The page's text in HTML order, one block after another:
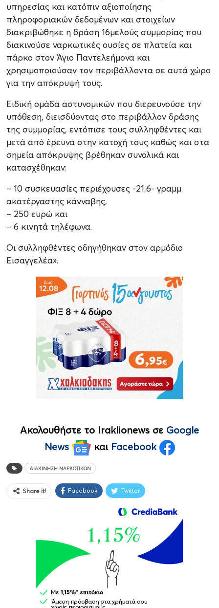
υπηρεσίας και κατόπιν αξιοποίησης
πληροφοριακών δεδομένων και στοιχείων
διακριβώθηκε η δράση 16μελούς συμμορίας που
διακινούσε ναρκωτικές ουσίες σε πλατεία και
πάρκο στον Άγιο Παντελεήμονα και
χρησιμοποιούσαν τον περιβάλλοντα σε αυτά χώρο
για την απόκρυψή τους.
Ειδική ομάδα αστυνομικών που διερευνούσε την
υπόθεση, διεισδύοντας στο περιβάλλον δράσης
της συμμορίας, εντόπισε τους συλληφθέντες και
μετά από έρευνα στην κατοχή τους καθώς και στα
σημεία απόκρυψης βρέθηκαν συνολικά και
κατασχέθηκαν:
– 10 συσκευασίες περιέχουσες -21,6- γραμμ.
ακατέργαστης κάνναβης,
– 250 ευρώ και
– 6 κινητά τηλέφωνα.
Οι συλληφθέντες οδηγήθηκαν στον αρμόδιο
Εισαγγελέα».
Ακολουθήστε το Iraklionews σε Google
News
και Facebook
ΔΙΑΚΊΝΗΣΗ ΝΑΡΚΩΤΙΚΏΝ
Share it! Facebook Twitter